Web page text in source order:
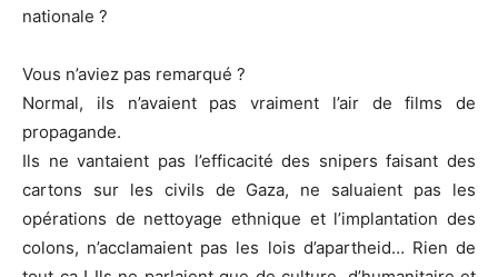
nationale ?
Vous n’aviez pas remarqué ?
Normal, ils n’avaient pas vraiment l’air de films de
propagande.
Ils ne vantaient pas l’efficacité des snipers faisant des
cartons sur les civils de Gaza, ne saluaient pas les
opérations de nettoyage ethnique et l’implantation des
colons, n’acclamaient pas les lois d’apartheid… Rien de